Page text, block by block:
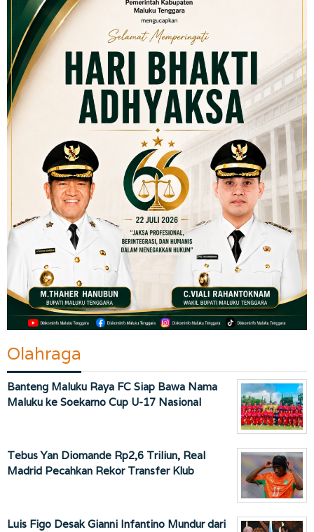
Olahraga
Banteng Maluku Raya FC Siap Bawa Nama
Maluku ke Soekarno Cup U-17 Nasional
Tebus Yan Diomande Rp2,6 Triliun, Real
Madrid Pecahkan Rekor Transfer Klub
Luis Figo Desak Gianni Infantino Mundur dari